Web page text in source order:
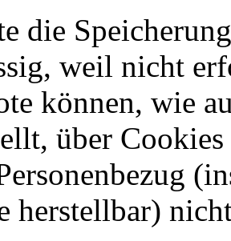
die
weil nicht
können, wie
über
herstellbar)